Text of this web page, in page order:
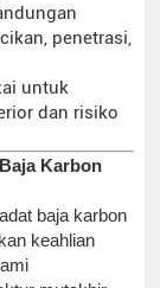
penetrasi,
untuk
dan risiko
Karbon
baja karbon
keahlian